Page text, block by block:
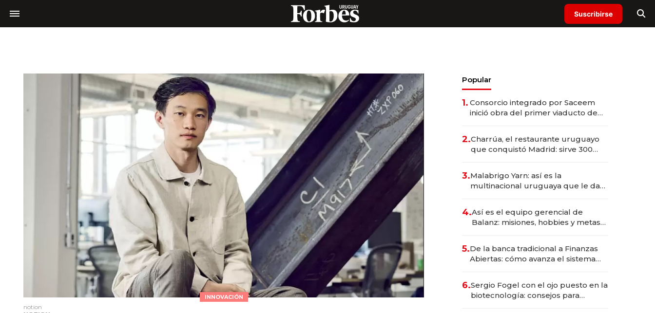
Suscribirse
INNOVACIÓN
notion
Popular
1. Consorcio integrado por Saceem
inició obra del primer viaducto de
millones
2.Charrúa, el restaurante uruguayo
que conquistó Madrid: sirve 300
prepara apertura
3.Malabrigo Yarn: así es la
multinacional uruguaya que le da
4.Así es el equipo gerencial de
Balanz: misiones, hobbies y metas
5.De la banca tradicional a Finanzas
Abiertas: cómo avanza el sistema
6.Sergio Fogel con el ojo puesto en la
biotecnología: consejos para